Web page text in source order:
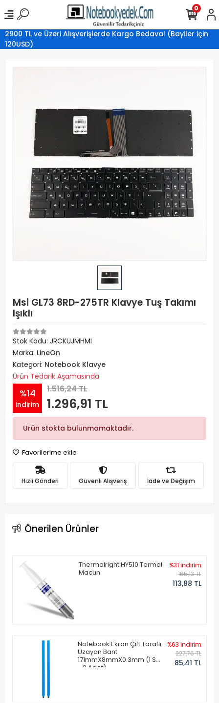
2900 TL ve Üzeri Alışverişlerde Kargo Bedava! (Bayiler için
120USD)
0
Msi GL73 8RD-275TR Klavye Tuş Takımı
Işıklı
Stok Kodu: JRCKUJMHMI
Marka: LineOn
Kategori: Notebook Klavye
Ürün Tedarik Aşamasında
%14
indirim
1.516,24 TL
1.296,91 TL
Ürün stokta bulunmamaktadır.
Favorilerime ekle
Hızlı Gönderi Güvenli Alışveriş İade ve Değişim
Önerilen Ürünler
Thermalright HY510 Termal
Macun
%31 indirim
165,13 TL
113,88 TL
Notebook Ekran Çift Taraflı
Uzayan Bant
171mmX8mmX0.3mm (1 Set
- 2 Adet)
%63 indirim
227,76 TL
85,41 TL